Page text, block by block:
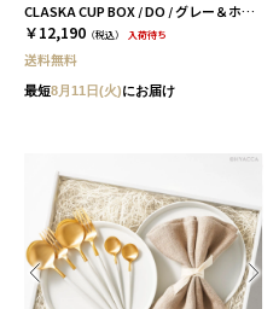
CLASKA CUP BOX / DO / グレー＆ホワイト［クラスカ ギャラリー＆ショップ ドー］
￥12,190 （税込） 入荷待ち
送料無料
最短8月11日(火)にお届け